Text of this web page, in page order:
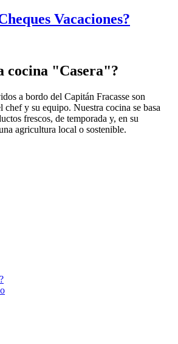
Vacaciones?
cocina "Casera"?
a bordo del Capitán Fracasse son
chef y su equipo. Nuestra cocina se basa
frescos, de temporada y, en su
agricultura local o sostenible.